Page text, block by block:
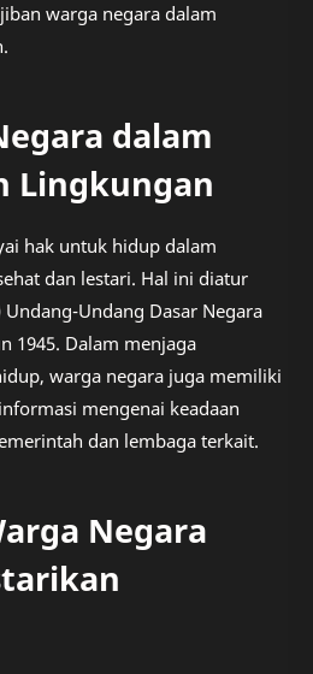
warga negara dalam
dalam
Lingkungan
hak untuk hidup dalam
dan lestari. Hal ini diatur
Undang-Undang Dasar Negara
1945. Dalam menjaga
warga negara juga memiliki
mengenai keadaan
dan lembaga terkait.
Negara